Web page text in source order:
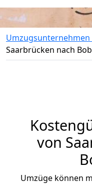
Umzugsunternehmen
Saarbrücken nach
von
Umzüge können